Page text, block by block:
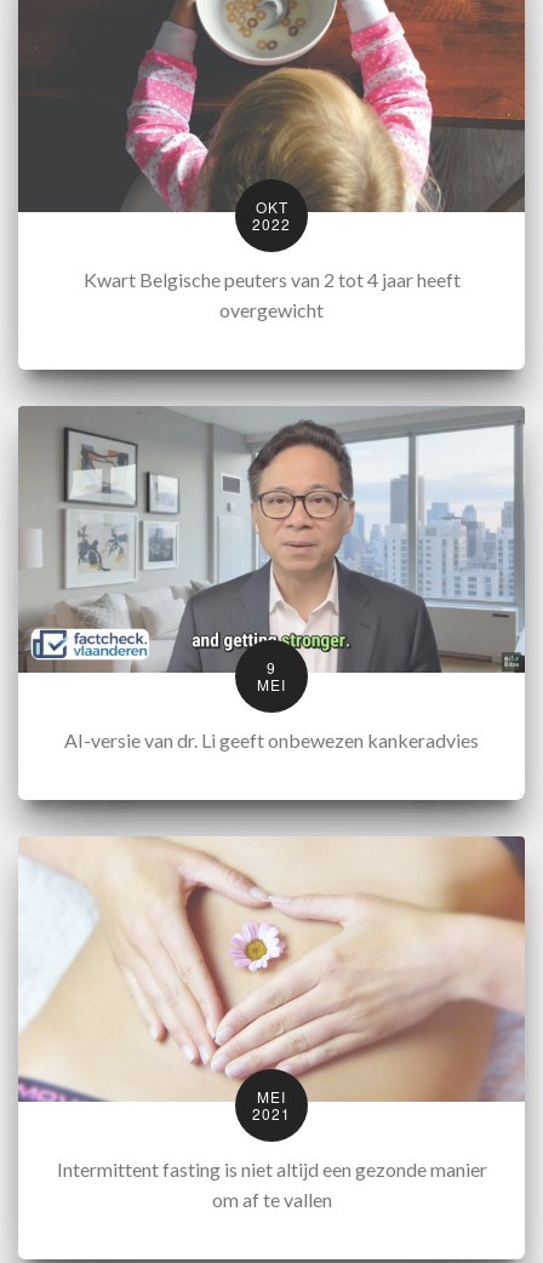
OKT
2022
Kwart Belgische peuters van 2 tot 4 jaar heeft
overgewicht
9
MEI
AI-versie van dr. Li geeft onbewezen kankeradvies
MEI
2021
Intermittent fasting is niet altijd een gezonde manier
om af te vallen